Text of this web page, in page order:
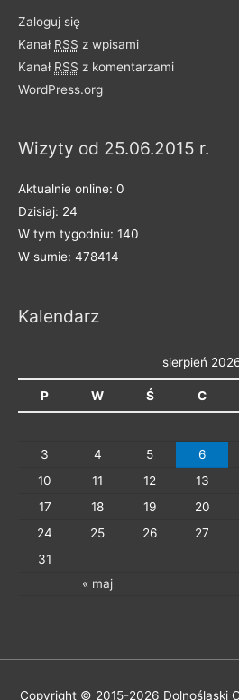
Zaloguj się
Kanał RSS z wpisami
Kanał RSS z komentarzami
WordPress.org
Wizyty od 25.06.2015 r.
Aktualnie online: 0
Dzisiaj: 24
W tym tygodniu: 140
W sumie: 478414
Kalendarz
sierpień
P W Ś C
« maj
3
4 5 6
10
11 12 13
17
18 19 20
24
25 26 27
31
Copyright © 2015-2026 Dolnośląski